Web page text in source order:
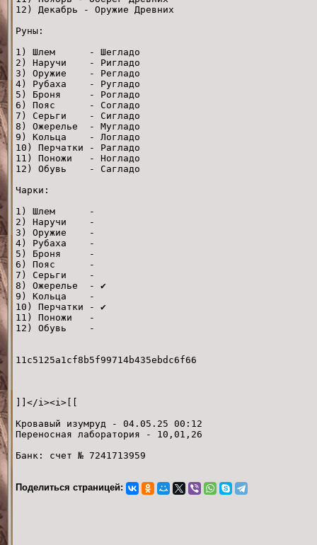
12) Декабрь - Оружие Древних
Руны:
1) Шлем - Шегладо
2) Наручи - Ригладо
3) Оружие - Регладо
4) Рубаха - Ругладо
5) Броня - Рогладо
6) Пояс - Согладо
7) Серьги - Сигладо
8) Ожерелье - Мугладо
9) Кольца - Логладо
10) Перчатки - Рагладо
11) Поножи - Ногладо
12) Обувь - Сагладо
Чарки:
1) Шлем -
2) Наручи -
3) Оружие -
4) Рубаха -
5) Броня -
6) Пояс -
7) Серьги -
8) Ожерелье - ✔
9) Кольца -
10) Перчатки - ✔
11) Поножи -
12) Обувь -
11c5125a1cf8b5f99714b435ebdc6f66
]]</i><i>[[
Кровавый изумруд - 04.05.25 00:12
Переносная лаборатория - 10,01,26
Банк: счет № 7241713959
Поделиться страницей: